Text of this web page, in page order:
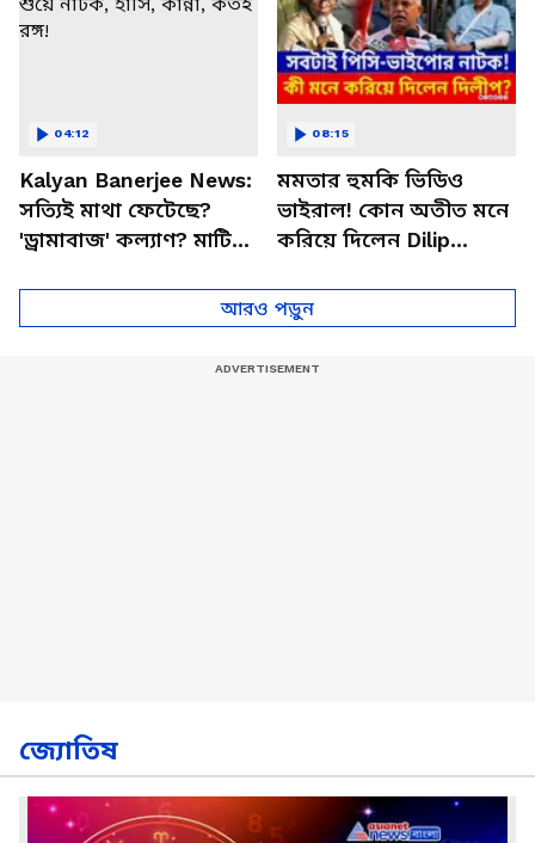
Kalyan Banerjee News:
সত্যিই মাথা ফেটেছে?
'ড্রামাবাজ' কল্যাণ? মাটিতে
04:12
মমতার হুমকি ভিডিও
ভাইরাল! কোন অতীত মনে
করিয়ে দিলেন Dilip
Banerjee | Mamata
Banerjee
08:15
আরও পড়ুন
জ্যোতিষ